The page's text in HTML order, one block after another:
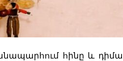
հինը և